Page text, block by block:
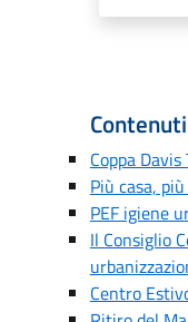
Coppa
Più casa,
PEF igiene
Il Consiglio
Centro